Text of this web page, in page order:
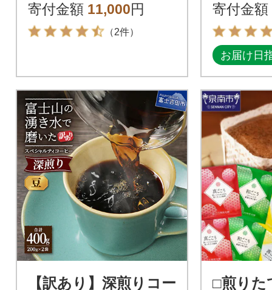
寄付金額 11,000円
（2件）
寄付金額
お届け日
【訳あり】深煎りコー □煎りた